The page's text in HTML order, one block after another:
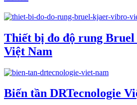
Thiết bị đo độ rung
Việt Nam
Biến tần DRTecnologie